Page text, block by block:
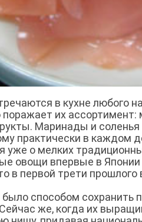
в кухне любого
их
Маринады и соленья
практически в каждом
уже о мелких
овощи впервые в Японии
в первой трети
способом сохранить
же, когда их